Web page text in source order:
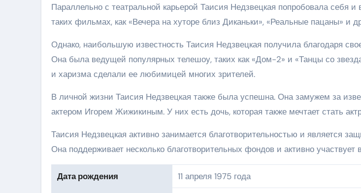
Параллельно с театральной карьерой Таисия Недзвецкая попробовала себя и
таких фильмах, как «Вечера на хуторе близ Диканьки», «Реальные пацаны» и
Однако, наибольшую известность Таисия Недзвецкая получила благодаря
Она была ведущей популярных телешоу, таких как «Дом-2» и «Танцы со
и харизма сделали ее любимицей многих зрителей.
В личной жизни Таисия Недзвецкая также была успешна. Она замужем за
актером Игорем Жижикиным. У них есть дочь, которая также мечтает стать
Таисия Недзвецкая активно занимается благотворительностью и является
Она поддерживает несколько благотворительных фондов и активно участвует
Дата рождения 11 апреля 1975 года